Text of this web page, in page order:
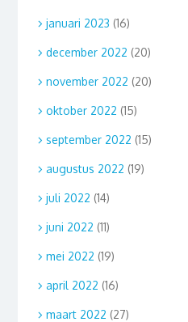
januari 2023 (16)
december 2022 (20)
november 2022 (20)
oktober 2022 (15)
september 2022 (15)
augustus 2022 (19)
juli 2022 (14)
juni 2022 (11)
mei 2022 (19)
april 2022 (16)
maart 2022 (27)